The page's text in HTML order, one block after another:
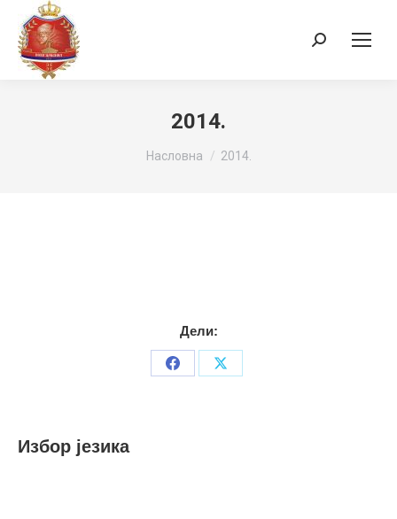
Search:
2014.
You are here:
Насловна 2014.
Дели:
Share
Share
Избор језика